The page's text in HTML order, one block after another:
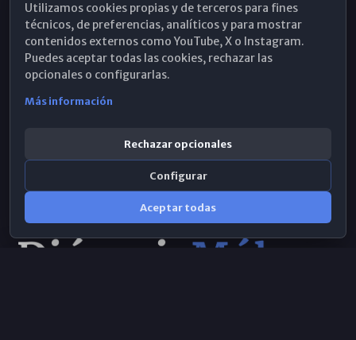
Hemeroteca
WhatsApp
Utilizamos cookies propias y de terceros para fines
técnicos, de preferencias, analíticos y para mostrar
contenidos externos como YouTube, X o Instagram.
Puedes aceptar todas las cookies, rechazar las
opcionales o configurarlas.
Más información
Rechazar opcionales
Configurar
Aceptar todas